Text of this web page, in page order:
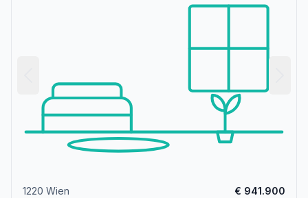
1220 Wien € 941.900